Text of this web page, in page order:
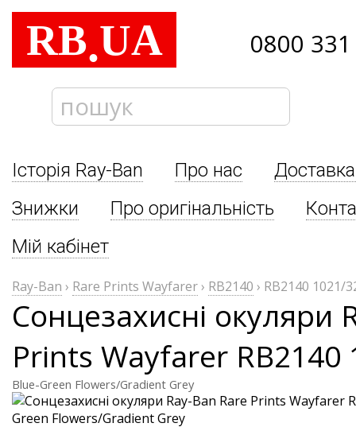
RB.UA 0800
Історія Ray-Ban Про нас
Знижки
Про оригінальність
Мій кабінет
Ray-Ban › Rare Prints Wayfarer› RB2140 › RB2140 1021/
Сонцезахисні окуляри
Prints Wayfarer RB2140
Blue-Green Flowers/Gradient Grey